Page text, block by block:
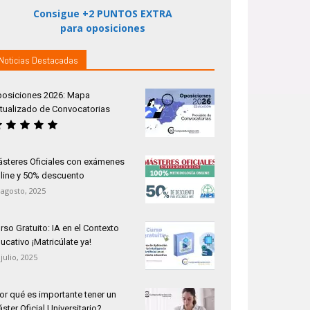
Consigue +2 PUNTOS EXTRA
para oposiciones
Destacadas
2026: Mapa
de Convocatorias
Oficiales con exámenes
y 50% descuento
2025
Gratuito: IA en el Contexto
¡Matricúlate ya!
2025
qué es importante tener un